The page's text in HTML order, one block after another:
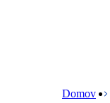
Domov